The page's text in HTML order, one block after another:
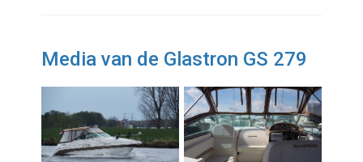
Media van de Glastron GS 279